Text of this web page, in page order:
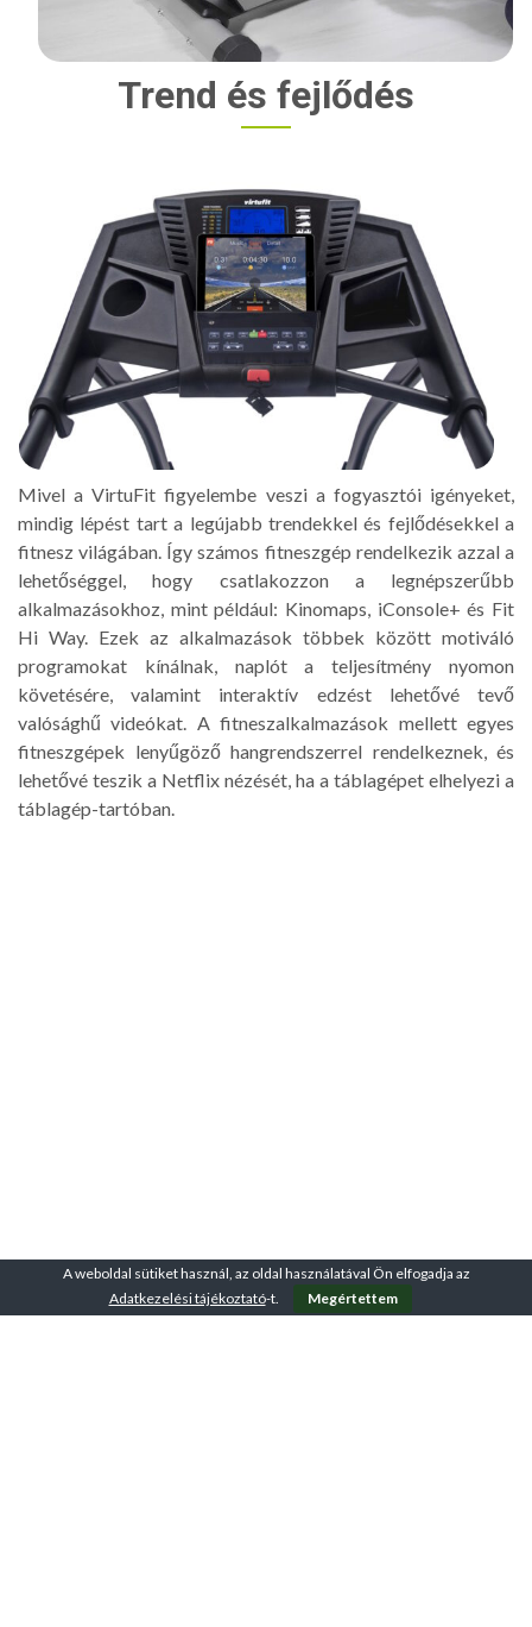
Trend és fejlődés
Mivel a VirtuFit figyelembe veszi a fogyasztói igényeket,
mindig lépést tart a legújabb trendekkel és fejlődésekkel a
fitnesz világában. Így számos fitneszgép rendelkezik azzal a
lehetőséggel, hogy csatlakozzon a legnépszerűbb
alkalmazásokhoz, mint például: Kinomaps, iConsole+ és Fit
Hi Way. Ezek az alkalmazások többek között motiváló
programokat kínálnak, naplót a teljesítmény nyomon
követésére, valamint interaktív edzést lehetővé tevő
valósághű videókat. A fitneszalkalmazások mellett egyes
fitneszgépek lenyűgöző hangrendszerrel rendelkeznek, és
lehetővé teszik a Netflix nézését, ha a táblagépet elhelyezi a
táblagép-tartóban.
A weboldal sütiket használ, az oldal használatával Ön elfogadja az
Adatkezelési tájékoztató-t. Megértettem